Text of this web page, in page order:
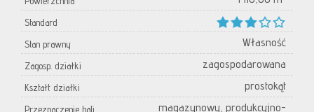
Standard
Stan prawny
Własność
Zagosp. działki zagospodarowana
Kształt działki prostokąt
Przeznaczenie hali
magazynowy, produkcyjno-